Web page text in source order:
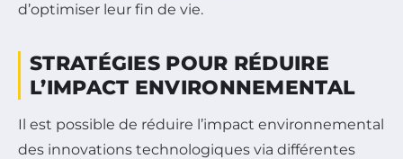
d’optimiser leur fin de vie.
STRATÉGIES POUR RÉDUIRE
L’IMPACT ENVIRONNEMENTAL
Il est possible de réduire l’impact environnemental
des innovations technologiques via différentes